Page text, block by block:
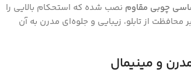
چوبی مقاوم نصب شده که استحکام بالایی را
محافظت از تابلو، زیبایی و جلوه‌ای مدرن به آن
و مینیمال